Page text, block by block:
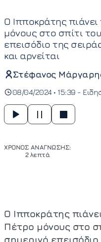
Ο Ιπποκράτης
μόνους στο σπίτι
επεισόδιο της
και αρνείται
Στέφανος
08/04/2024 • 15:39 -
ΧΡΟΝΟΣ ΑΝΑΓΝΩΣΗΣ:
2 λεπτά
Ο Ιπποκράτης
Πέτρο μόνους στο
σημερινό